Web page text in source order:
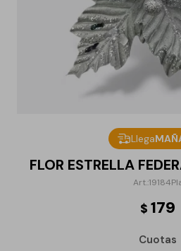
Llega
FLOR ESTRELLA
$ 179
Cuotas